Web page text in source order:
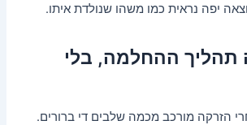
יפה נראית כמו משהו שנולדת איתו.
תהליך ההחלמה, בלי
הזרקה מורכב מכמה שלבים די ברורים.